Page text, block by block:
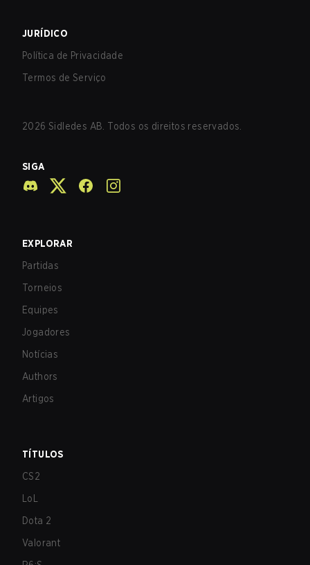
JURÍDICO
Política de Privacidade
Termos de Serviço
2026 Sidledes AB. Todos os direitos reservados.
SIGA
EXPLORAR
Partidas
Torneios
Equipes
Jogadores
Notícias
Authors
Artigos
TÍTULOS
CS2
LoL
Dota 2
Valorant